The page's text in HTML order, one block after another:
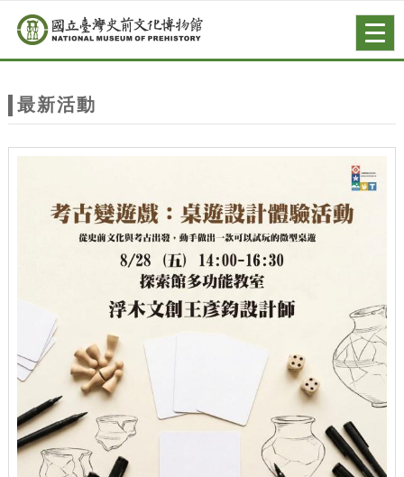
站
主
跳到主要內容
網站導覽
最新活動